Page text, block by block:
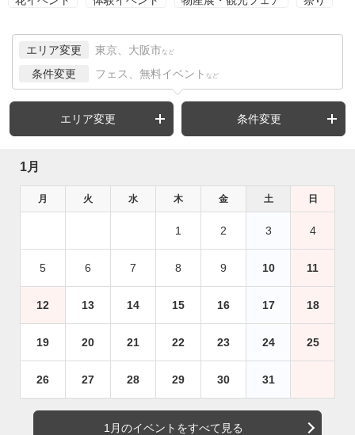
エリア変更 東京、大阪市 など
条件変更 フェス、無料イベント など
エリア変更 条件変更
1月
月 火 水 木 金 土 日
1 2 3 4
5 6 7 8 9 10 11
12 13 14 15 16 17 18
19 20 21 22 23 24 25
26 27 28 29 30 31
1月のイベントをすべて見る